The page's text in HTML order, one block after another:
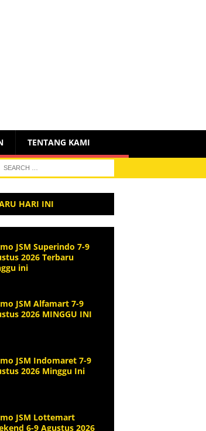
TENTANG KAMI
HARI INI
JSM Superindo 7-9
2026 Terbaru
ini
JSM Alfamart 7-9
2026 MINGGU INI
JSM Indomaret 7-9
2026 Minggu Ini
JSM Lottemart
6-9 Agustus 2026